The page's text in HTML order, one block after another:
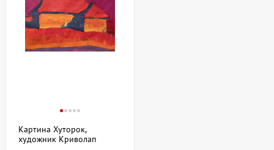
Картина Хуторок,
художник Криволап